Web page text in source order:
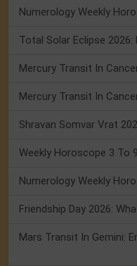
Total Solar Eclipse